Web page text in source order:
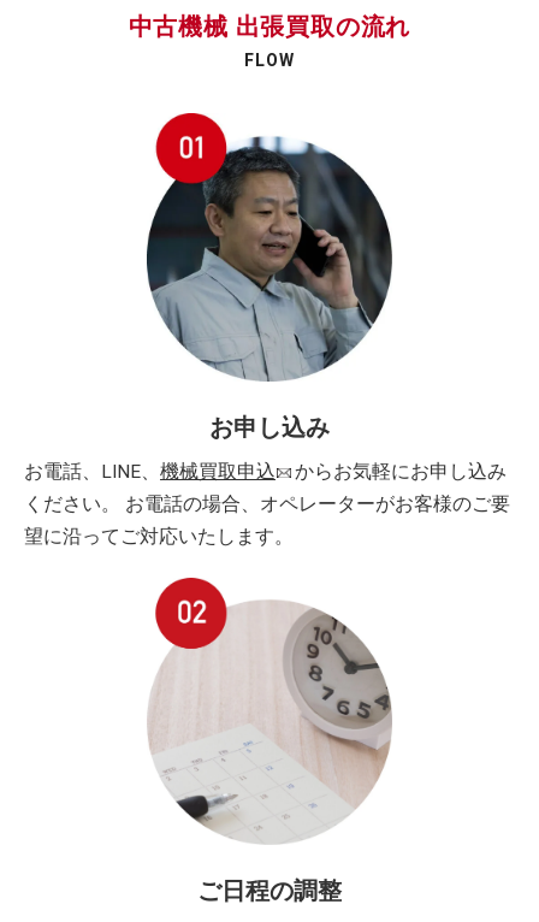
中古機械 出張買取の流れ
FLOW
お申し込み
お電話、LINE、 機械買取申込
からお気軽にお申し込み
ください。 お電話の場合、オペレーターがお客様のご要
望に沿ってご対応いたします。
ご日程の調整